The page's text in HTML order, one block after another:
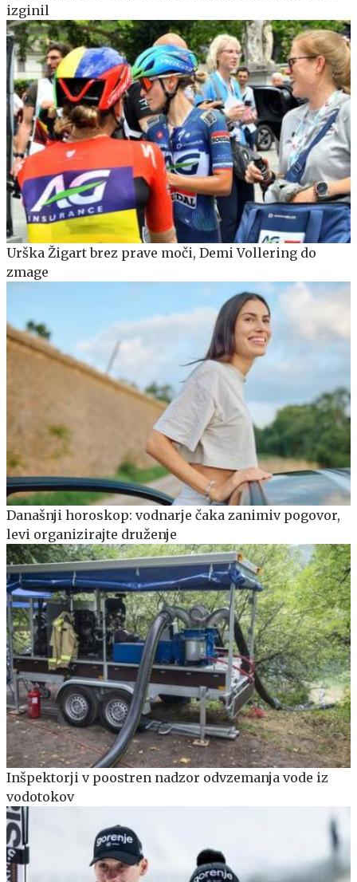
izginil
Urška Žigart brez prave moči, Demi Vollering do
zmage
Današnji horoskop: vodnarje čaka zanimiv pogovor,
levi organizirajte druženje
Inšpektorji v poostren nadzor odvzemanja vode iz
vodotokov